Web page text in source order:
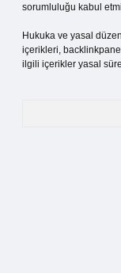
sorumluluğu kabul
Hukuka ve yasal
içerikleri,
ilgili içerikler yasal